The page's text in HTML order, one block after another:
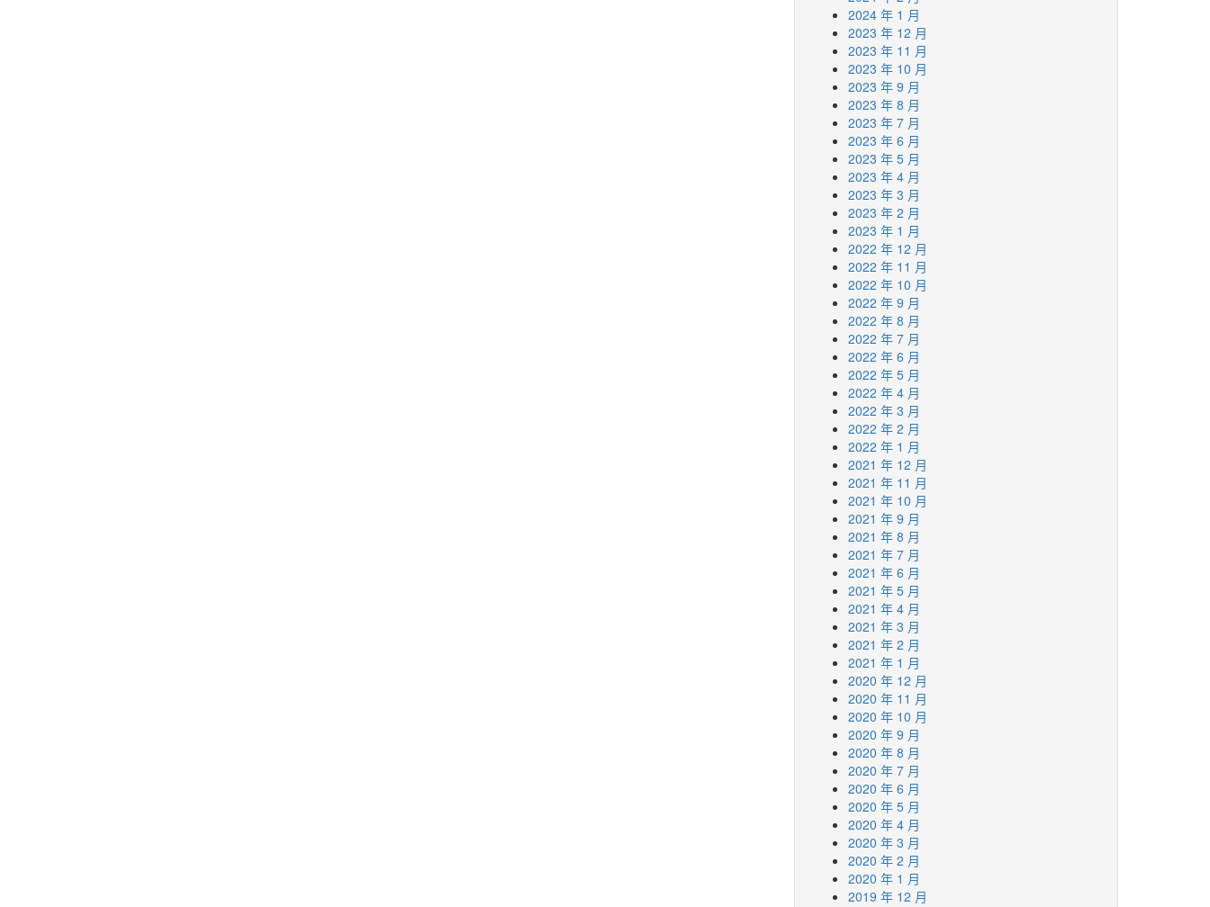
2024 年 1 月
2023 年 12 月
2023 年 11 月
2023 年 10 月
2023 年 9 月
2023 年 8 月
2023 年 7 月
2023 年 6 月
2023 年 5 月
2023 年 4 月
2023 年 3 月
2023 年 2 月
2023 年 1 月
2022 年 12 月
2022 年 11 月
2022 年 10 月
2022 年 9 月
2022 年 8 月
2022 年 7 月
2022 年 6 月
2022 年 5 月
2022 年 4 月
2022 年 3 月
2022 年 2 月
2022 年 1 月
2021 年 12 月
2021 年 11 月
2021 年 10 月
2021 年 9 月
2021 年 8 月
2021 年 7 月
2021 年 6 月
2021 年 5 月
2021 年 4 月
2021 年 3 月
2021 年 2 月
2021 年 1 月
2020 年 12 月
2020 年 11 月
2020 年 10 月
2020 年 9 月
2020 年 8 月
2020 年 7 月
2020 年 6 月
2020 年 5 月
2020 年 4 月
2020 年 3 月
2020 年 2 月
2020 年 1 月
2019 年 12 月